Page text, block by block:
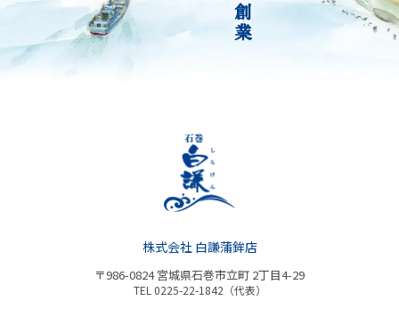
株式会社 白謙蒲鉾店
〒986-0824 宮城県石巻市立町 2丁目4-29
TEL 0225-22-1842（代表）